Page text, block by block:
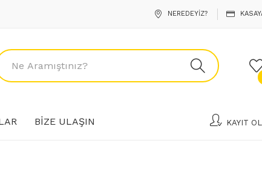
NEREDEYIZ?
BIZE ULAŞIN KAYIT OL